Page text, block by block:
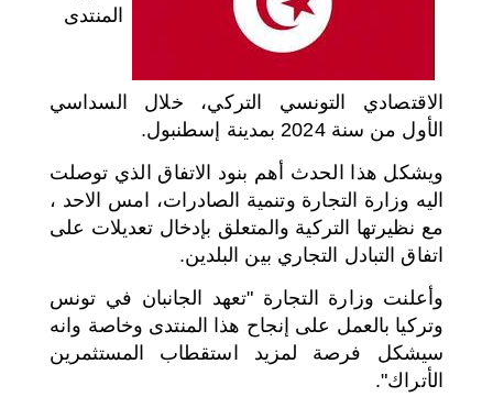
المنتدى
الاقتصادي التونسي التركي، خلال السداسي
الأول من سنة 2024 بمدينة إسطنبول.
ويشكل هذا الحدث أهم بنود الاتفاق الذي توصلت
اليه وزارة التجارة وتنمية الصادرات، امس الاحد ،
مع نظيرتها التركية والمتعلق بإدخال تعديلات على
اتفاق التبادل التجاري بين البلدين.
وأعلنت وزارة التجارة "تعهد الجانبان في تونس
وتركيا بالعمل على إنجاح هذا المنتدى وخاصة وانه
سيشكل فرصة لمزيد استقطاب المستثمرين
الأتراك".